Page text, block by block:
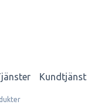
Kundtjänst